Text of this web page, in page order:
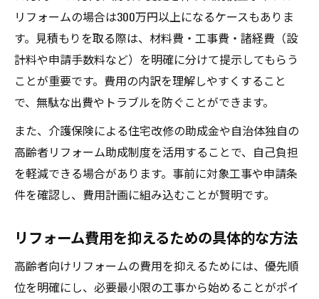
リフォームの場合は300万円以上になるケースもありま
す。見積もりを取る際は、材料費・工事費・諸経費（設
計料や申請手数料など）を明確に分けて提示してもらう
ことが重要です。費用の内訳を理解しやすくすること
で、無駄な出費やトラブルを防ぐことができます。
また、介護保険による住宅改修の助成金や自治体独自の
高齢者リフォーム助成制度を活用することで、自己負担
を軽減できる場合があります。事前に対象工事や申請条
件を確認し、費用計画に組み込むことが賢明です。
リフォーム費用を抑えるための具体的な方法
高齢者向けリフォームの費用を抑えるためには、優先順
位を明確にし、必要最小限の工事から始めることがポイ